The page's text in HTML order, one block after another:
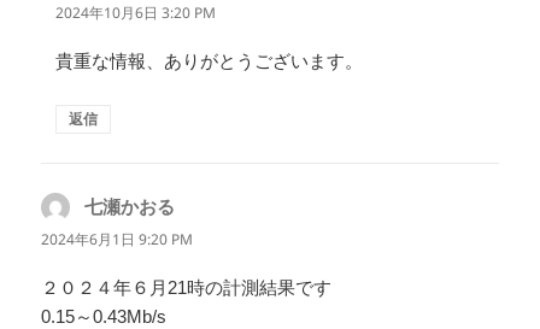
2024年10月6日 3:20 PM
貴重な情報、ありがとうございます。
返信
七瀬かおる
り:
2024年6月1日 9:20 PM
２０２４年６月21時の計測結果です
0.15～0.43Mb/s